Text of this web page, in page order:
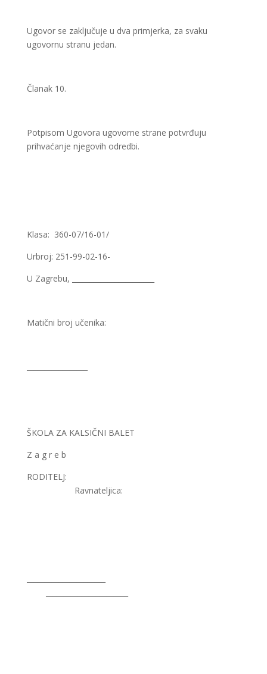
Ugovor se zaključuje u dva primjerka, za svaku
ugovornu stranu jedan.
Članak 10.
Potpisom Ugovora ugovorne strane potvrđuju
prihvaćanje njegovih odredbi.
Klasa: 360-07/16-01/
Urbroj: 251-99-02-16-
U Zagrebu, _______________________
Matični broj učenika:
ŠKOLA ZA KALSIČNI BALET
Z a g r e b
RODITELJ:
Ravnateljica: